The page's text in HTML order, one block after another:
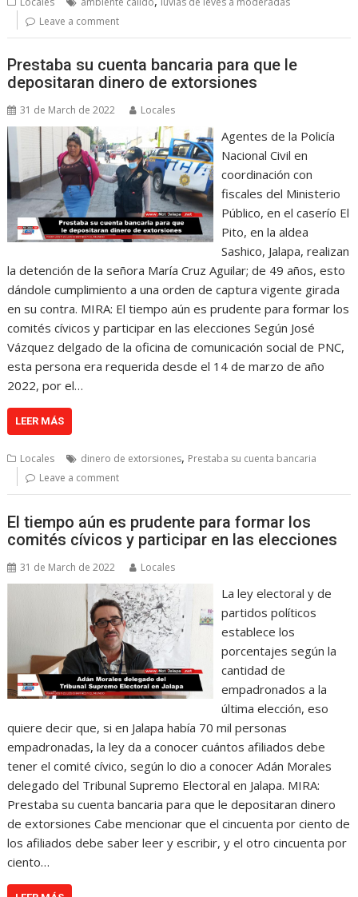
Leave a comment
Prestaba su cuenta bancaria para que le
depositaran dinero de extorsiones
31 de March de 2022 Locales
Agentes de la Policía
Nacional Civil en
coordinación con
fiscales del Ministerio
Público, en el caserío El
Pito, en la aldea
Sashico, Jalapa, realizan
la detención de la señora María Cruz Aguilar; de 49 años, esto
dándole cumplimiento a una orden de captura vigente girada
en su contra. MIRA: El tiempo aún es prudente para formar los
comités cívicos y participar en las elecciones Según José
Vázquez delgado de la oficina de comunicación social de PNC,
esta persona era requerida desde el 14 de marzo de año
2022, por el…
LEER MÁS
Locales dinero de extorsiones, Prestaba su cuenta bancaria
Leave a comment
El tiempo aún es prudente para formar los
comités cívicos y participar en las elecciones
31 de March de 2022 Locales
La ley electoral y de
partidos políticos
establece los
porcentajes según la
cantidad de
empadronados a la
última elección, eso
quiere decir que, si en Jalapa había 70 mil personas
empadronadas, la ley da a conocer cuántos afiliados debe
tener el comité cívico, según lo dio a conocer Adán Morales
delegado del Tribunal Supremo Electoral en Jalapa. MIRA:
Prestaba su cuenta bancaria para que le depositaran dinero
de extorsiones Cabe mencionar que el cincuenta por ciento de
los afiliados debe saber leer y escribir, y el otro cincuenta por
ciento…